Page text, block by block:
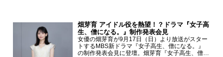
畑芽育 アイドル役を熱望！？ドラマ『女子高
生、僧になる。』制作発表会見
女優の畑芽育が9月17日（日）より放送がスター
トするMBS新ドラマ『女子高生、僧になる。』
の制作発表会見に登壇。畑芽育『女子高生、僧に